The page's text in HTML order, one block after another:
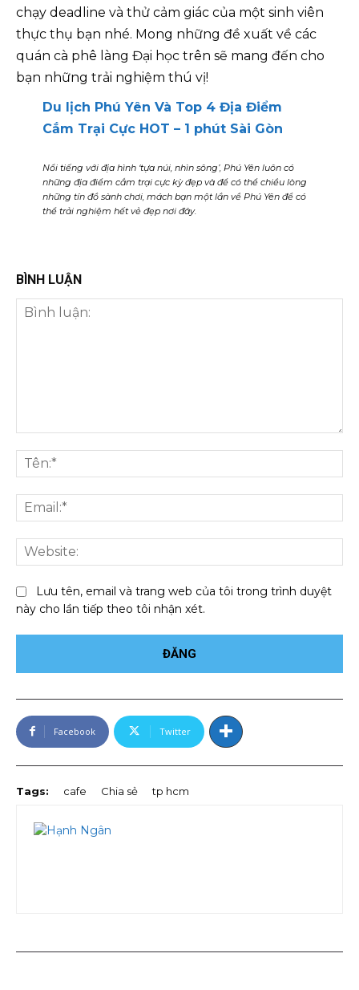
chạy deadline và thử cảm giác của một sinh viên
thực thụ bạn nhé. Mong những đề xuất về các
quán cà phê làng Đại học trên sẽ mang đến cho
bạn những trải nghiệm thú vị!
Du lịch Phú Yên Và Top 4 Địa Điểm
Cắm Trại Cực HOT – 1 phút Sài Gòn
Nổi tiếng với địa hình ‘tựa núi, nhìn sông’, Phú Yên luôn có
những địa điểm cắm trại cực kỳ đẹp và để có thể chiều lòng
những tín đồ sành chơi, mách bạn một lần về Phú Yên để có
thể trải nghiệm hết vẻ đẹp nơi đây.
BÌNH LUẬN
luận:
Lưu tên, email và trang web của tôi trong trình duyệt
này cho lần tiếp theo tôi nhận xét.
Facebook Twitter
Tags: cafe Chia sẻ tp hcm